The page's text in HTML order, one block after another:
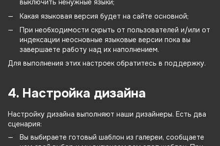
выключить ненужные языки;
Какая языковая версия будет на сайте основной;
При необходимости скрыть от пользователей и/или от
индексации неосновные языковые версии пока вы
завершаете работу над их наполнением.
Для выполнения этих настроек обратитесь в поддержку.
4. Настройка дизайна
Настройку дизайна выполняют наши дизайнеры. Есть два
сценария:
Вы выбираете готовый шаблон из галереи, сообщаете